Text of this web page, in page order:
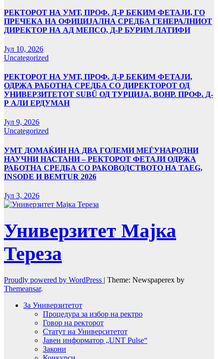
РЕКТОРОТ НА УМТ, ПРОФ. Д-Р БЕКИМ ФЕТАЈИ, ГО
ПРЕЧЕКА НА ОФИЦИЈАЛНА СРЕДБА ГЕНЕРАЛНИОТ
ДИРЕКТОР НА АД МЕПСО, Д-Р БУРИМ ЛАТИФИ
Јул 10, 2026
Uncategorized
РЕКТОРОТ НА УМТ, ПРОФ. Д-Р БЕКИМ ФЕТАЈИ,
ОДРЖА РАБОТНА СРЕДБА СО ДИРЕКТОРОТ ОД
УНИВЕРЗИТЕТОТ SUBÜ ОД ТУРЦИЈА, ВОНР. ПРОФ. Д-
Р АЛИ ЕРДУМАН
Јул 9, 2026
Uncategorized
УMТ ДОМАЌИН НА ДВА ГОЛЕМИ МЕЃУНАРОДНИ
НАУЧНИ НАСТАНИ – РЕКТОРОТ ФЕТАЈИ ОДРЖА
РАБОТНА СРЕДБА СО РАКОВОДСТВОТО НА TAEG,
INSODE И BEMTUR 2026
Јул 3, 2026
Универзитет Мајка
Тереза
Proudly powered by WordPress | Theme: Newspaperex by
Themeansar.
За Универзитетот
Процедура за избор на ректро
Говор на ректорот
Статут на Университетот
Јавен информатор „UNT Pulse“
Закони